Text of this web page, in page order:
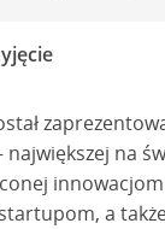
największej na
innowacjom
a